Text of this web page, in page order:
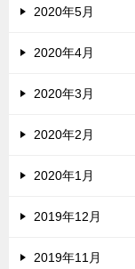
2020年5月
2020年4月
2020年3月
2020年2月
2020年1月
2019年12月
2019年11月